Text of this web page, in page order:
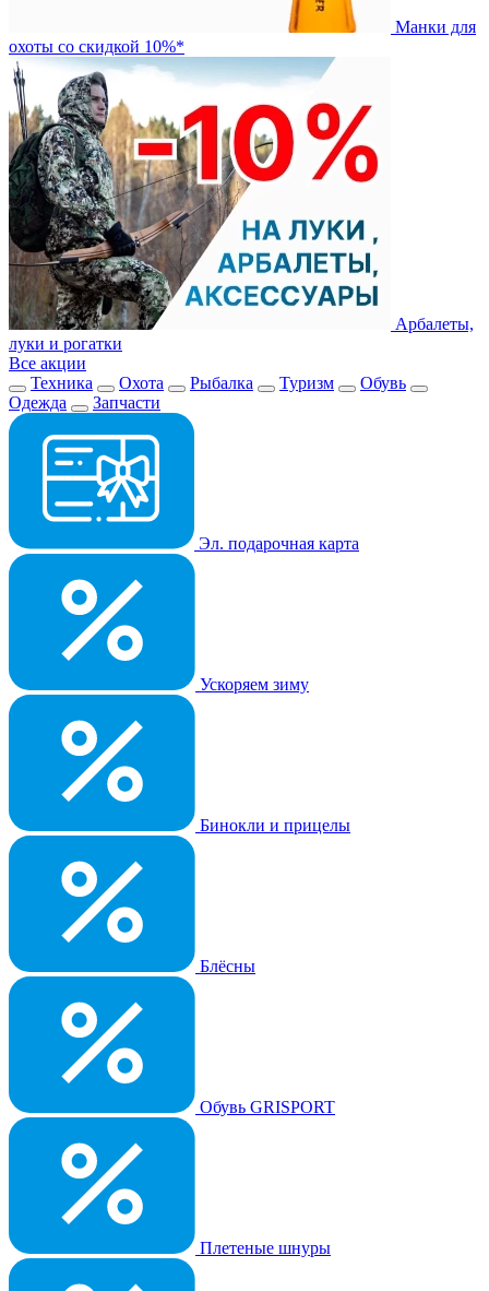
Манки для
охоты со скидкой 10%*
Арбалеты,
луки и рогатки
Все акции
Техника
Охота Рыбалка Туризм
Обувь
Одежда
Запчасти
Эл. подарочная карта
Ускоряем зиму
Бинокли и прицелы
Блёсны
Обувь GRISPORT
Плетеные шнуры